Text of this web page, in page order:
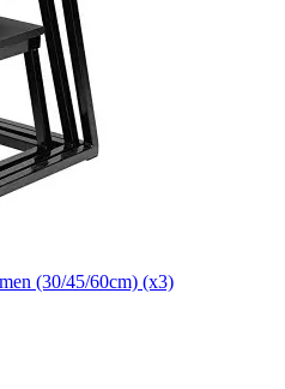
(30/45/60cm) (x3)